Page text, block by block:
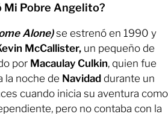
Mi Pobre Angelito?
Alone)se estrenó en 1990 y
McCallister, un pequeño de
por Macaulay Culkin, quien fue
la noche de Navidad durante un
cuando inicia su aventura como
pero no contaba con la